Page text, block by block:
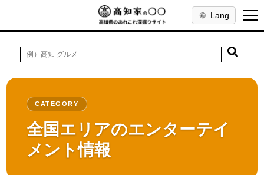
Lang
CATEGORY
全国エリアのエンターテイ
メント情報